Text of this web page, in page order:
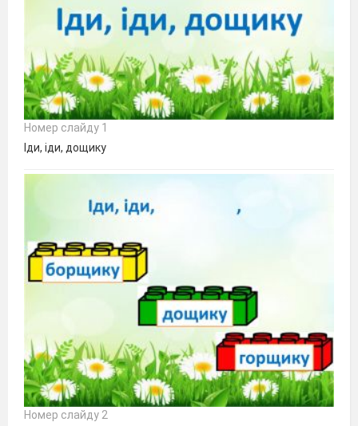
Номер слайду 1
Іди, іди, дощику
Номер слайду 2